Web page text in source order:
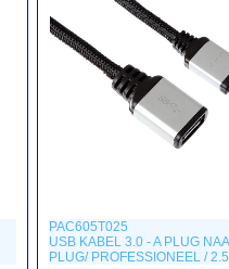
PAC605T025
USB KABEL 3.0 - A PLUG
PLUG/ PROFESSIONEEL /